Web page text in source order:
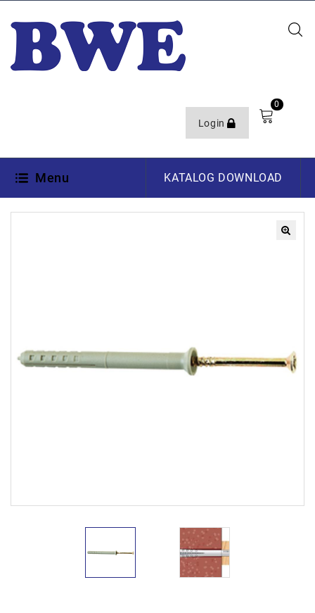
Login
0
Menu KATALOG DOWNLOAD